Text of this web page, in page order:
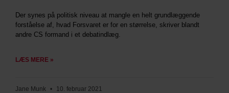
Der synes på politisk niveau at mangle en helt grundlæggende
forståelse af, hvad Forsvaret er for en størrelse, skriver blandt
andre CS formand i et debatindlæg.
LÆS MERE »
Jane Munk 10. februar 2021